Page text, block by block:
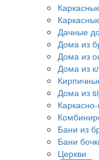
Дачные
Дома из
Дома из
Дома из
Дома из
Бани из
Бани
Церкви